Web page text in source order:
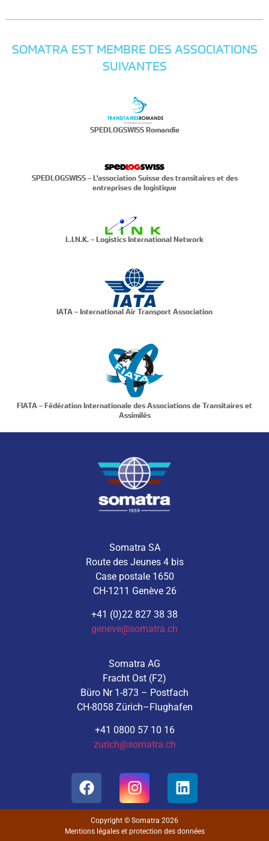
SOMATRA EST MEMBRE DES ASSOCIATIONS
SUIVANTES
SPEDLOGSWISS Romandie
SPEDLOGSWISS – L'association Suisse des transitaires et des
entreprises de logistique
L.I.N.K. – Logistics International Network
IATA – International Air Transport Association
FIATA – Fédération Internationale des Associations de Transitaires et
Assimilés
Somatra SA
Route des Jeunes 4 bis
Case postale 1650
CH-1211 Genève 26
+41 (0)22 827 38 38
geneve@somatra.ch
Somatra AG
Fracht Ost (F2)
Büro Nr 1-873 – Postfach
CH-8058 Zürich–Flughafen
+41 0800 57 10 16
zurich@somatra.ch
Copyright © Somatra 2026
Mentions légales et protection des données